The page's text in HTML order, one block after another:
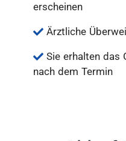
erscheinen
Ärztliche
Sie erhalten das
nach dem Termin